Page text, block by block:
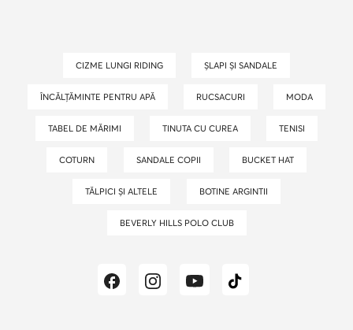
CIZME LUNGI RIDING ȘLAPI ȘI SANDALE
ÎNCĂLȚĂMINTE PENTRU APĂ RUCSACURI MODA
TABEL DE MĂRIMI TINUTA CU CUREA TENISI
COTURN SANDALE COPII BUCKET HAT
TĂLPICI ȘI ALTELE BOTINE ARGINTII
BEVERLY HILLS POLO CLUB